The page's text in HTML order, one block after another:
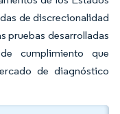
de discrecionalidad
pruebas desarrolladas
cumplimiento que
de diagnóstico